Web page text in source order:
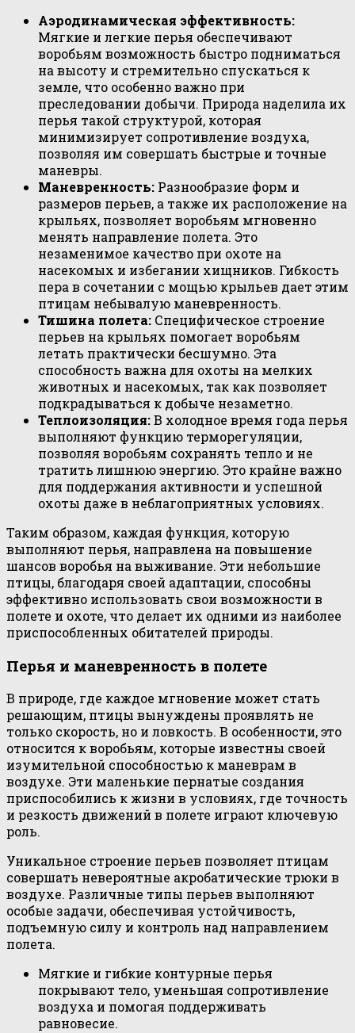
Аэродинамическая эффективность:
Мягкие и легкие перья обеспечивают
воробьям возможность быстро подниматься
на высоту и стремительно спускаться к
земле, что особенно важно при
преследовании добычи. Природа наделила их
перья такой структурой, которая
минимизирует сопротивление воздуха,
позволяя им совершать быстрые и точные
маневры.
Маневренность: Разнообразие форм и
размеров перьев, а также их расположение на
крыльях, позволяет воробьям мгновенно
менять направление полета. Это
незаменимое качество при охоте на
насекомых и избегании хищников. Гибкость
пера в сочетании с мощью крыльев дает этим
птицам небывалую маневренность.
Тишина полета: Специфическое строение
перьев на крыльях помогает воробьям
летать практически бесшумно. Эта
способность важна для охоты на мелких
животных и насекомых, так как позволяет
подкрадываться к добыче незаметно.
Теплоизоляция:В холодное время года перья
выполняют функцию терморегуляции,
позволяя воробьям сохранять тепло и не
тратить лишнюю энергию. Это крайне важно
для поддержания активности и успешной
охоты даже в неблагоприятных условиях.
Таким образом, каждая функция, которую
выполняют перья, направлена на повышение
шансов воробья на выживание. Эти небольшие
птицы, благодаря своей адаптации, способны
эффективно использовать свои возможности в
полете и охоте, что делает их одними из наиболее
приспособленных обитателей природы.
Перья и маневренность в полете
В природе, где каждое мгновение может стать
решающим, птицы вынуждены проявлять не
только скорость, но и ловкость. В особенности, это
относится к воробьям, которые известны своей
изумительной способностью к маневрам в
воздухе. Эти маленькие пернатые создания
приспособились к жизни в условиях, где точность
и резкость движений в полете играют ключевую
роль.
Уникальное строение перьев позволяет птицам
совершать невероятные акробатические трюки в
воздухе. Различные типы перьев выполняют
особые задачи, обеспечивая устойчивость,
подъемную силу и контроль над направлением
полета.
Мягкие и гибкие контурные перья
покрывают тело, уменьшая сопротивление
воздуха и помогая поддерживать
равновесие.